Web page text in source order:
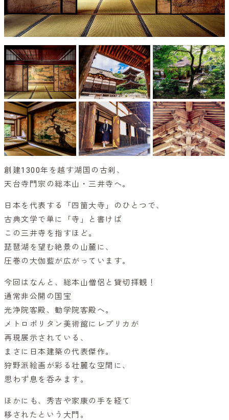
創建1300年を越す湖国の古刹、
天台寺門宗の総本山・三井寺へ。
日本を代表する「四箇大寺」のひとつで、
古典文学で単に「寺」と書けば
この三井寺を指すほど。
琵琶湖を望む絶景の山麓に、
圧巻の大伽藍が広がっています。
今回はなんと、総本山僧侶と貸切拝観！
通常非公開の国宝
光浄院客殿、勧学院客殿へ。
メトロポリタン美術館にレプリカが
再現展示されている、
まさに日本建築の代表傑作。
狩野派絵画が彩る壮麗な空間に、
思わず息を呑みます。
ほかにも、秀吉や家康の手を経て
移されたという大門。